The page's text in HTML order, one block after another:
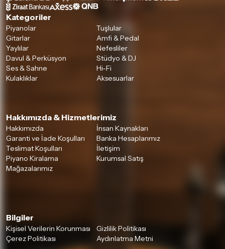
Kategoriler
Piyanolar
Tuşlular
Gitarlar
Amfi & Pedal
Yaylılar
Nefesliler
Davul & Perküsyon
Stüdyo & DJ
Ses & Sahne
Hi-Fi
Kulaklıklar
Aksesuarlar
Hakkımızda & Hizmetlerimiz
Hakkımızda
İnsan Kaynakları
Garanti ve İade Koşulları
Banka Hesaplarımız
Teslimat Koşulları
İletişim
Piyano Kiralama
Kurumsal Satış
Mağazalarımız
Bilgiler
Kişisel Verilerin Korunması
Gizlilik Politikası
Çerez Politikası
Aydınlatma Metni